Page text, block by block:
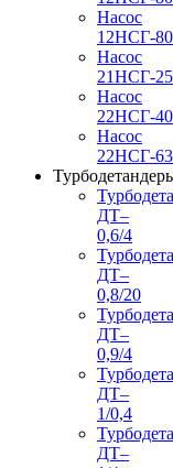
Насос
12НСГ-
Насос
21НСГ-
Насос
22НСГ-
Насос
22НСГ-
ДТ–
0,6/4
ДТ–
0,8/20
ДТ–
0,9/4
ДТ–
1/0,4
ДТ–